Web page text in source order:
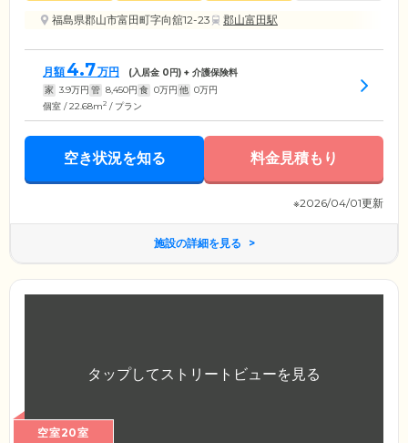
福島県郡山市富田町字向舘12-23
郡山富田駅
月額 4.7万円 (入居金 0円) + 介護保険料
家 3.9万円 管 8,450円 食 0万円 他 0万円
個室 / 22.68m2 / プラン
空き状況を知る 料金見積もり
※2026/04/01更新
施設の詳細を見る
空室20室